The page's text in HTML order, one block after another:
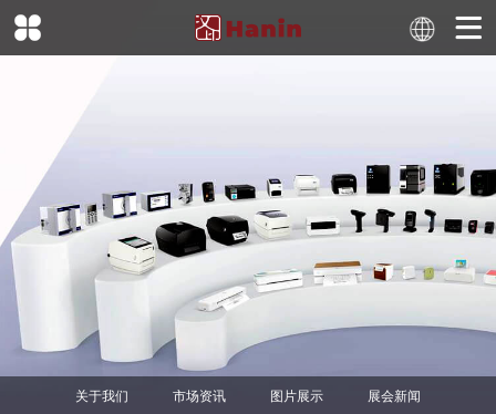
关于我们 市场资讯 图片展示
展会新闻